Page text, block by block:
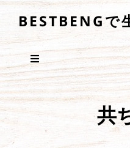
BESTBENGで
共